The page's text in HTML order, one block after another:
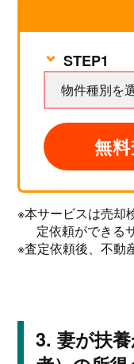
無
STEP1
無
※本サービスは売却
定依頼ができる
※査定依頼後、不動
妻が扶